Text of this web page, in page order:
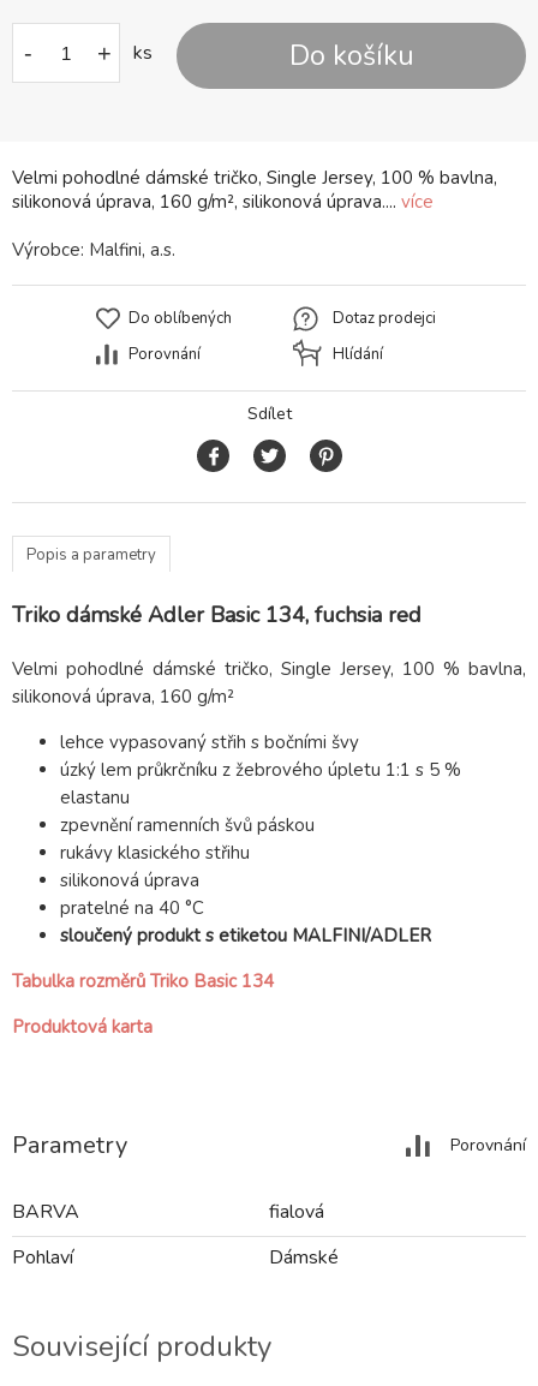
Velmi pohodlné dámské tričko, Single Jersey, 100 % bavlna,
silikonová úprava, 160 g/m², silikonová úprava.... více
- + ks Do košíku
Výrobce: Malfini, a.s.
Do oblíbených
Porovnání
Dotaz prodejci
Hlídání
Sdílet
Popis a parametry
Triko dámské Adler Basic 134, fuchsia red
Velmi pohodlné dámské tričko, Single Jersey, 100 % bavlna,
silikonová úprava, 160 g/m²
lehce vypasovaný střih s bočními švy
úzký lem průkrčníku z žebrového úpletu 1:1 s 5 %
elastanu
zpevnění ramenních švů páskou
rukávy klasického střihu
silikonová úprava
pratelné na 40 °C
sloučený produkt s etiketou MALFINI/ADLER
Tabulka rozměrů Triko Basic 134
Produktová karta
Parametry Porovnání
BARVA
fialová
Pohlaví
Dámské
Související produkty